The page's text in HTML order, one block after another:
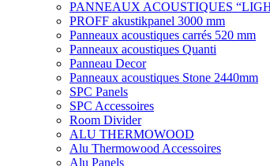
PANNEAUX ACOUSTIQUES
PROFF akustikpanel 3000 mm
Panneaux acoustiques carrés 520 mm
Panneaux acoustiques Quanti
Panneau Decor
Panneaux acoustiques Stone 2440mm
SPC Panels
SPC Accessoires
Room Divider
ALU THERMOWOOD
Alu Thermowood Accessoires
Alu Panels